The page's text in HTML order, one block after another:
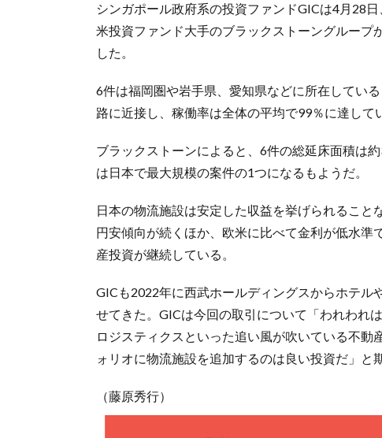
シンガポール政府系の投資ファンドGICは4月28
米投資ファンド大手のブラックストーングルー
した。
6件は福岡圏や岩手県、愛知県などに所在してい
路に近接し、稼働率は全体の平均で99％に達して
ブラックストーンによると、6件の総延床面積は
は日本で最大規模の案件の1つになるもようだ。
日本の物流施設は安定した収益を挙げられるこ
円安傾向が続くほか、欧米に比べて金利が低水
産投資が継続している。
GICも2022年に西武ホールディングスからホテ
せてきた。GICは今回の取引について「われわれ
ロジスティクスといった追い風が吹いている不
ォリオに物流施設を追加するのは良い投資だ」と
（藤原秀行）